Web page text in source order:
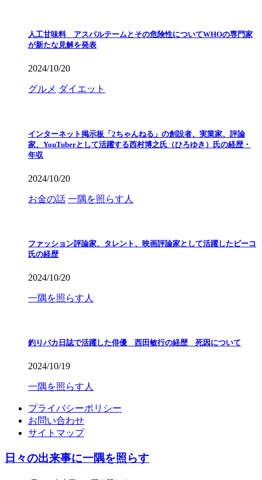
人工甘味料 アスパルテームとその危険性についてWHOの専門家
が新たな見解を発表
2024/10/20
グルメ ダイエット
インターネット掲示板「2ちゃんねる」の創設者、実業家、評論
家、YouTuberとして活躍する西村博之氏（ひろゆき）氏の経歴・
年収
2024/10/20
お金の話 一隅を照らす人
ファッション評論家、タレント、映画評論家として活躍したピーコ
氏の経歴
2024/10/20
一隅を照らす人
釣りバカ日誌で活躍した俳優 西田敏行の経歴 死因について
2024/10/19
一隅を照らす人
プライバシーポリシー
お問い合わせ
サイトマップ
日々の出来事に一隅を照らす